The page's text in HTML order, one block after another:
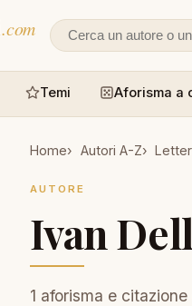
.com
Cerca un autore
Temi Aforisma a
Home Autori A-Z
AUTORE
Ivan
1 aforisma e citazione